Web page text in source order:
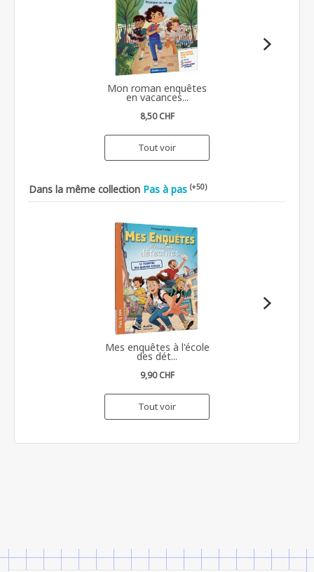
Mon roman enquêtes
en vacances...
8,50 CHF
Tout voir
Dans la même collection Pas à pas (+50)
Mes enquêtes à l'école
des dét...
9,90 CHF
Tout voir